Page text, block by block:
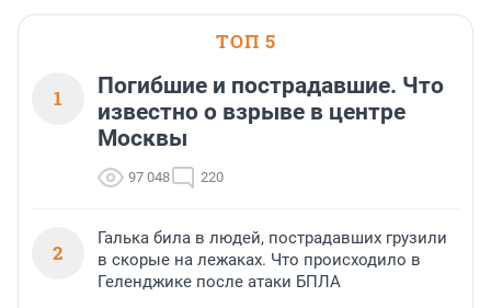
ТОП 5
1
Погибшие и пострадавшие. Что
известно о взрыве в центре
Москвы
97 048 220
2
Галька била в людей, пострадавших грузили
в скорые на лежаках. Что происходило в
Геленджике после атаки БПЛА